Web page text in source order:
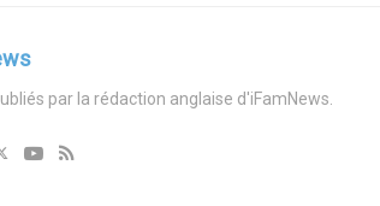
par la rédaction anglaise d'iFamNews.